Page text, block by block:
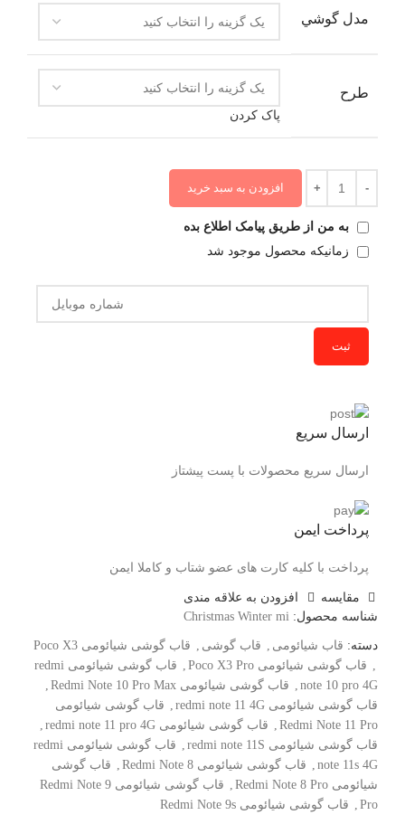
مدل گوشي
طرح
پاک کردن
افزودن به سبد خرید
به من از طریق پیامک اطلاع بده
زمانیکه محصول موجود شد
ثبت
ارسال سریع
ارسال سریع محصولات با پست پیشتاز
پرداخت ایمن
پرداخت با کلیه کارت های عضو شتاب و کاملا ایمن
مقايسه
افزودن به علاقه مندی
شناسه محصول: Christmas Winter mi
دسته: قاب شیائومی قاب گوشی
قاب گوشی شیائومی Poco X3
قاب گوشی شیائومی Poco X3 Pro
قاب گوشی شیائومی redmi
note 10 pro 4G
قاب گوشی شیائومی Redmi Note 10 Pro Max
قاب گوشی شیائومی redmi note 11 4G
قاب گوشی شیائومی
Redmi Note 11 Pro
قاب گوشی شیائومی redmi note 11 pro 4G
قاب گوشی شیائومی redmi note 11S
قاب گوشی شیائومی redmi
note 11s 4G
قاب گوشی شیائومی Redmi Note 8
قاب گوشی
شیائومی Redmi Note 8 Pro
قاب گوشی شیائومی Redmi Note 9
Pro
قاب گوشی شیائومی Redmi Note 9s